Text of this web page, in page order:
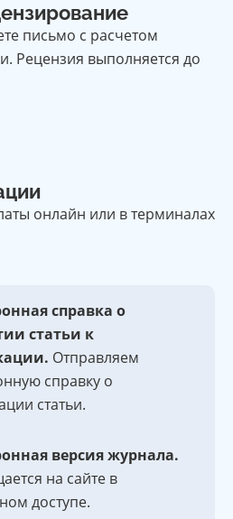
письмо с расчетом
Рецензия выполняется до
онлайн или в терминалах
справка о
статьи к
Отправляем
справку о
статьи.
версия журнала.
на сайте в
доступе.